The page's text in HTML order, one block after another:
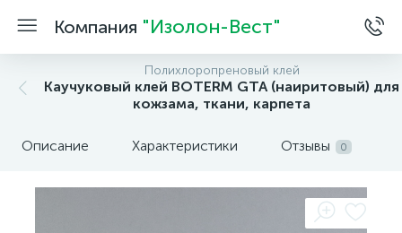
Компания "Изолон-Вест"
Полихлоропреновый клей
Каучуковый клей BOTERM GTA (наиритовый) для
кожзама, ткани, карпета
Описание Характеристики Отзывы 0